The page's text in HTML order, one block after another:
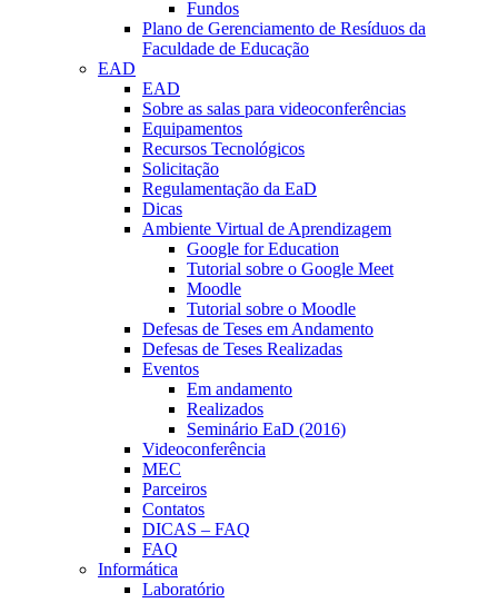
Fundos
Plano de Gerenciamento de Resíduos da
Faculdade de Educação
EAD
EAD
Sobre as salas para videoconferências
Equipamentos
Recursos Tecnológicos
Solicitação
Regulamentação da EaD
Dicas
Ambiente Virtual de Aprendizagem
Google for Education
Tutorial sobre o Google Meet
Moodle
Tutorial sobre o Moodle
Defesas de Teses em Andamento
Defesas de Teses Realizadas
Eventos
Em andamento
Realizados
Seminário EaD (2016)
Videoconferência
MEC
Parceiros
Contatos
DICAS – FAQ
FAQ
Informática
Laboratório